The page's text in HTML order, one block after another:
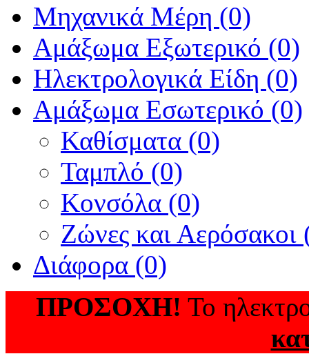
Μηχανικά Μέρη (0)
Αμάξωμα Εξωτερικό (0)
Ηλεκτρολογικά Είδη (0)
Αμάξωμα Εσωτερικό (0)
Καθίσματα (0)
Ταμπλό (0)
Κονσόλα (0)
Ζώνες και Αερόσακοι
Διάφορα (0)
ΠΡΟΣΟΧΗ! Το